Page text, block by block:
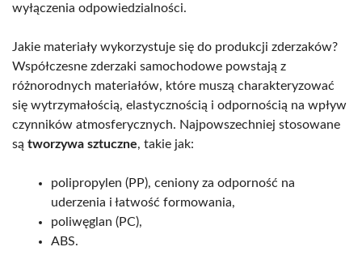
wyłączenia odpowiedzialności.
Jakie materiały wykorzystuje się do produkcji zderzaków?
Współczesne zderzaki samochodowe powstają z
różnorodnych materiałów, które muszą charakteryzować
się wytrzymałością, elastycznością i odpornością na wpływ
czynników atmosferycznych. Najpowszechniej stosowane
są tworzywa sztuczne, takie jak:
polipropylen (PP), ceniony za odporność na
uderzenia i łatwość formowania,
poliwęglan (PC),
ABS.